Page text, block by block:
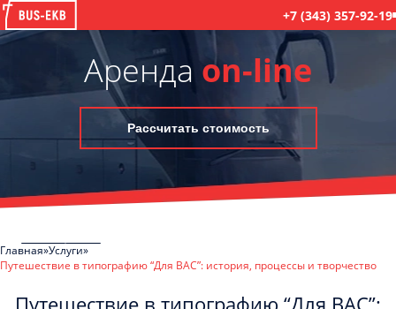
+7 (343) 357-92-19
Аренда on-line
Рассчитать стоимость
Главная Услуги
Путешествие в типографию “Для ВАС”: история, процессы и творчество
Путешествие в типографию “Для ВАС”: